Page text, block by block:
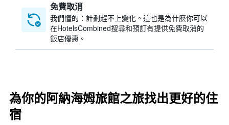
免費取消
我們懂的：計劃趕不上變化。這也是為什麼你可以
在HotelsCombined搜尋和預訂有提供免費取消的
飯店優惠。
為你的阿納海姆旅館之旅找出更好的住
宿